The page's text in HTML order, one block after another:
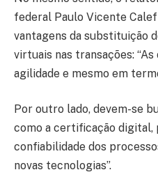
federal Paulo Vicente
vantagens da substituição
virtuais nas transações:
agilidade e mesmo em
Por outro lado, devem-se
como a certificação digital,
confiabilidade dos
novas tecnologias”.